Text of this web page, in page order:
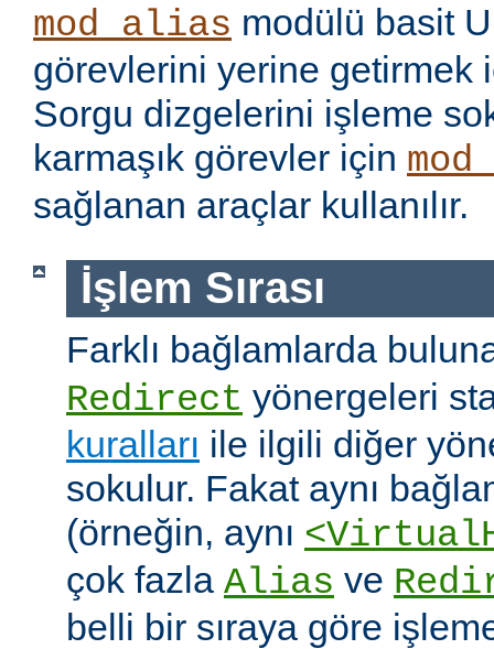
mod_alias modülü basit
görevlerini yerine getirmek
Sorgu dizgelerini işleme
karmaşık görevler için
sağlanan araçlar kullanılır.
İşlem Sırası
Farklı bağlamlarda
Redirect yönergeleri
kuralları ile ilgili diğer
sokulur. Fakat aynı
(örneğin, aynı
çok fazla Alias ve
belli bir sıraya göre